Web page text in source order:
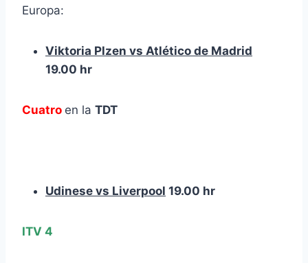
Europa:
Viktoria Plzen vs Atlético de Madrid
19.00 hr
Cuatro en la TDT
Udinese vs Liverpool 19.00 hr
ITV 4